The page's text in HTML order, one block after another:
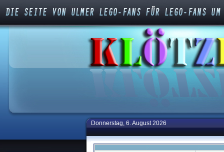
Donnerstag, 6. August 2026